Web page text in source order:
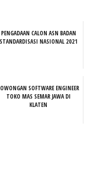
PENGADAAN CALON ASN BADAN
STANDARDISASI NASIONAL 2021
SOFTWARE ENGINEER
TOKO MAS SEMAR JAWA DI
KLATEN